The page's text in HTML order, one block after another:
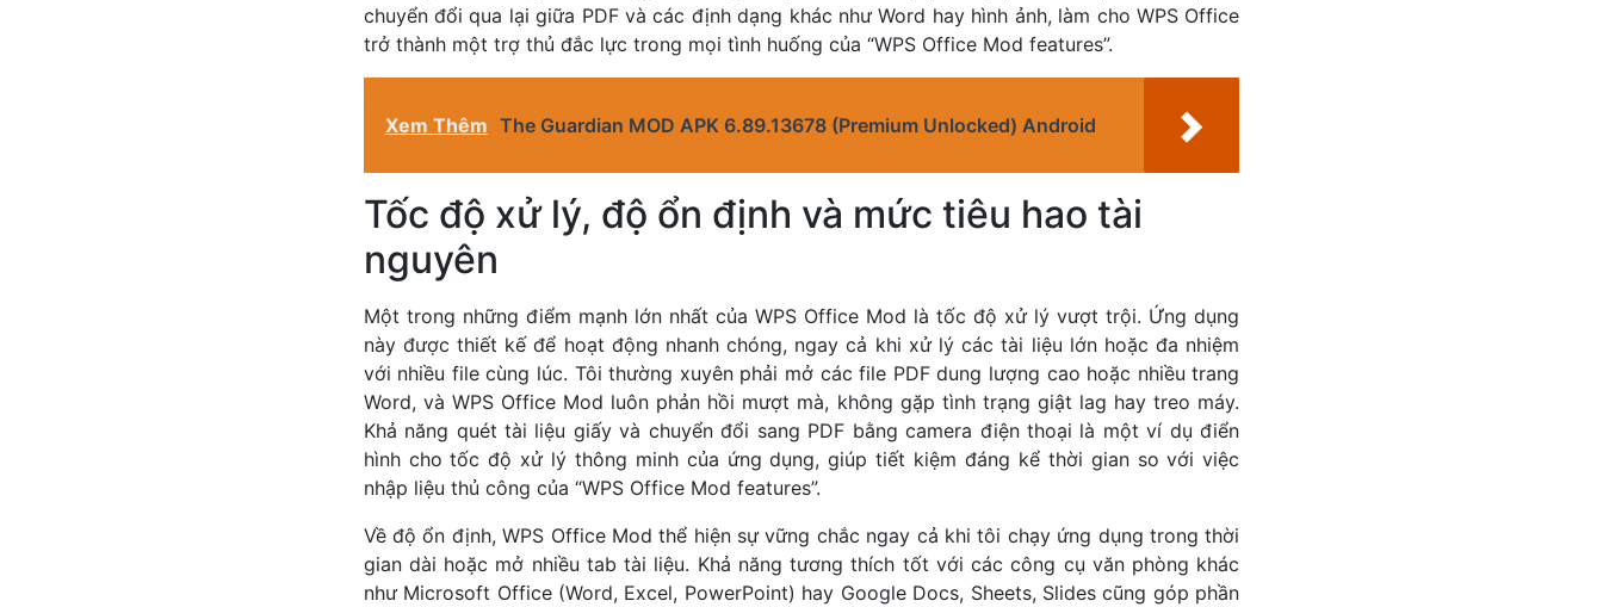
chuyển đổi qua lại giữa PDF và các định dạng khác như Word hay hình ảnh, làm cho WPS Office
trở thành một trợ thủ đắc lực trong mọi tình huống của “WPS Office Mod features”.
Xem Thêm The Guardian MOD APK 6.89.13678 (Premium Unlocked) Android
Tốc độ xử lý, độ ổn định và mức tiêu hao tài
nguyên
Một trong những điểm mạnh lớn nhất của WPS Office Mod là tốc độ xử lý vượt trội. Ứng dụng
này được thiết kế để hoạt động nhanh chóng, ngay cả khi xử lý các tài liệu lớn hoặc đa nhiệm
với nhiều file cùng lúc. Tôi thường xuyên phải mở các file PDF dung lượng cao hoặc nhiều trang
Word, và WPS Office Mod luôn phản hồi mượt mà, không gặp tình trạng giật lag hay treo máy.
Khả năng quét tài liệu giấy và chuyển đổi sang PDF bằng camera điện thoại là một ví dụ điển
hình cho tốc độ xử lý thông minh của ứng dụng, giúp tiết kiệm đáng kể thời gian so với việc
nhập liệu thủ công của “WPS Office Mod features”.
Về độ ổn định, WPS Office Mod thể hiện sự vững chắc ngay cả khi tôi chạy ứng dụng trong thời
gian dài hoặc mở nhiều tab tài liệu. Khả năng tương thích tốt với các công cụ văn phòng khác
như Microsoft Office (Word, Excel, PowerPoint) hay Google Docs, Sheets, Slides cũng góp phần